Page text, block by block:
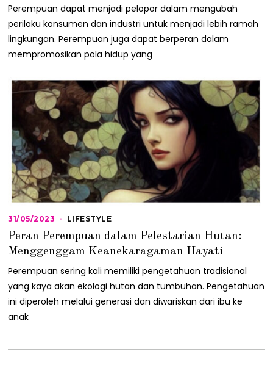
/
0
2
3
Perempuan dapat menjadi pelopor dalam mengubah
perilaku konsumen dan industri untuk menjadi lebih ramah
lingkungan. Perempuan juga dapat berperan dalam
mempromosikan pola hidup yang
31/05/2023
/
0
5
/
0
3
LIFESTYLE
Peran Perempuan dalam Pelestarian Hutan:
Menggenggam Keanekaragaman Hayati
Perempuan sering kali memiliki pengetahuan tradisional
yang kaya akan ekologi hutan dan tumbuhan. Pengetahuan
ini diperoleh melalui generasi dan diwariskan dari ibu ke
anak